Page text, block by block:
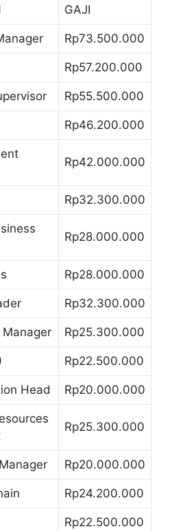
GAJI
Rp73.500.000
Rp57.200.000
Rp55.500.000
Rp46.200.000
Rp42.000.000
Rp32.300.000
Rp28.000.000
Rp28.000.000
Rp32.300.000
Rp25.300.000
Rp22.500.000
Head Rp20.000.000
Rp25.300.000
Rp20.000.000
Rp24.200.000
Rp22.500.000